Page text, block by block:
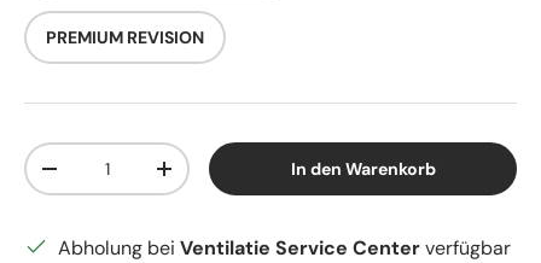
PREMIUM REVISION
Anzahl
Menge verringernMenge erhöhen In den Warenkorb
Abholung bei Ventilatie Service Centerverfügbar